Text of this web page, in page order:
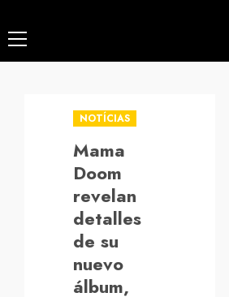
Menú
principal
NOTÍCIAS
Mama
Doom
revelan
detalles
de su
nuevo
álbum,